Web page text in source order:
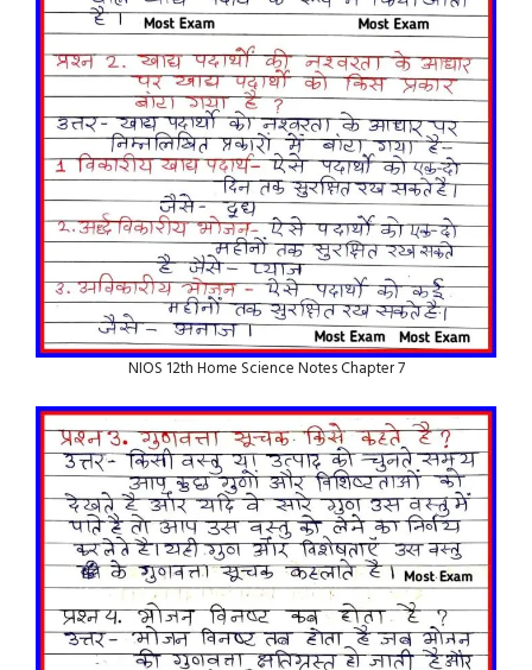
NIOS 12th Home Science Notes Chapter 7